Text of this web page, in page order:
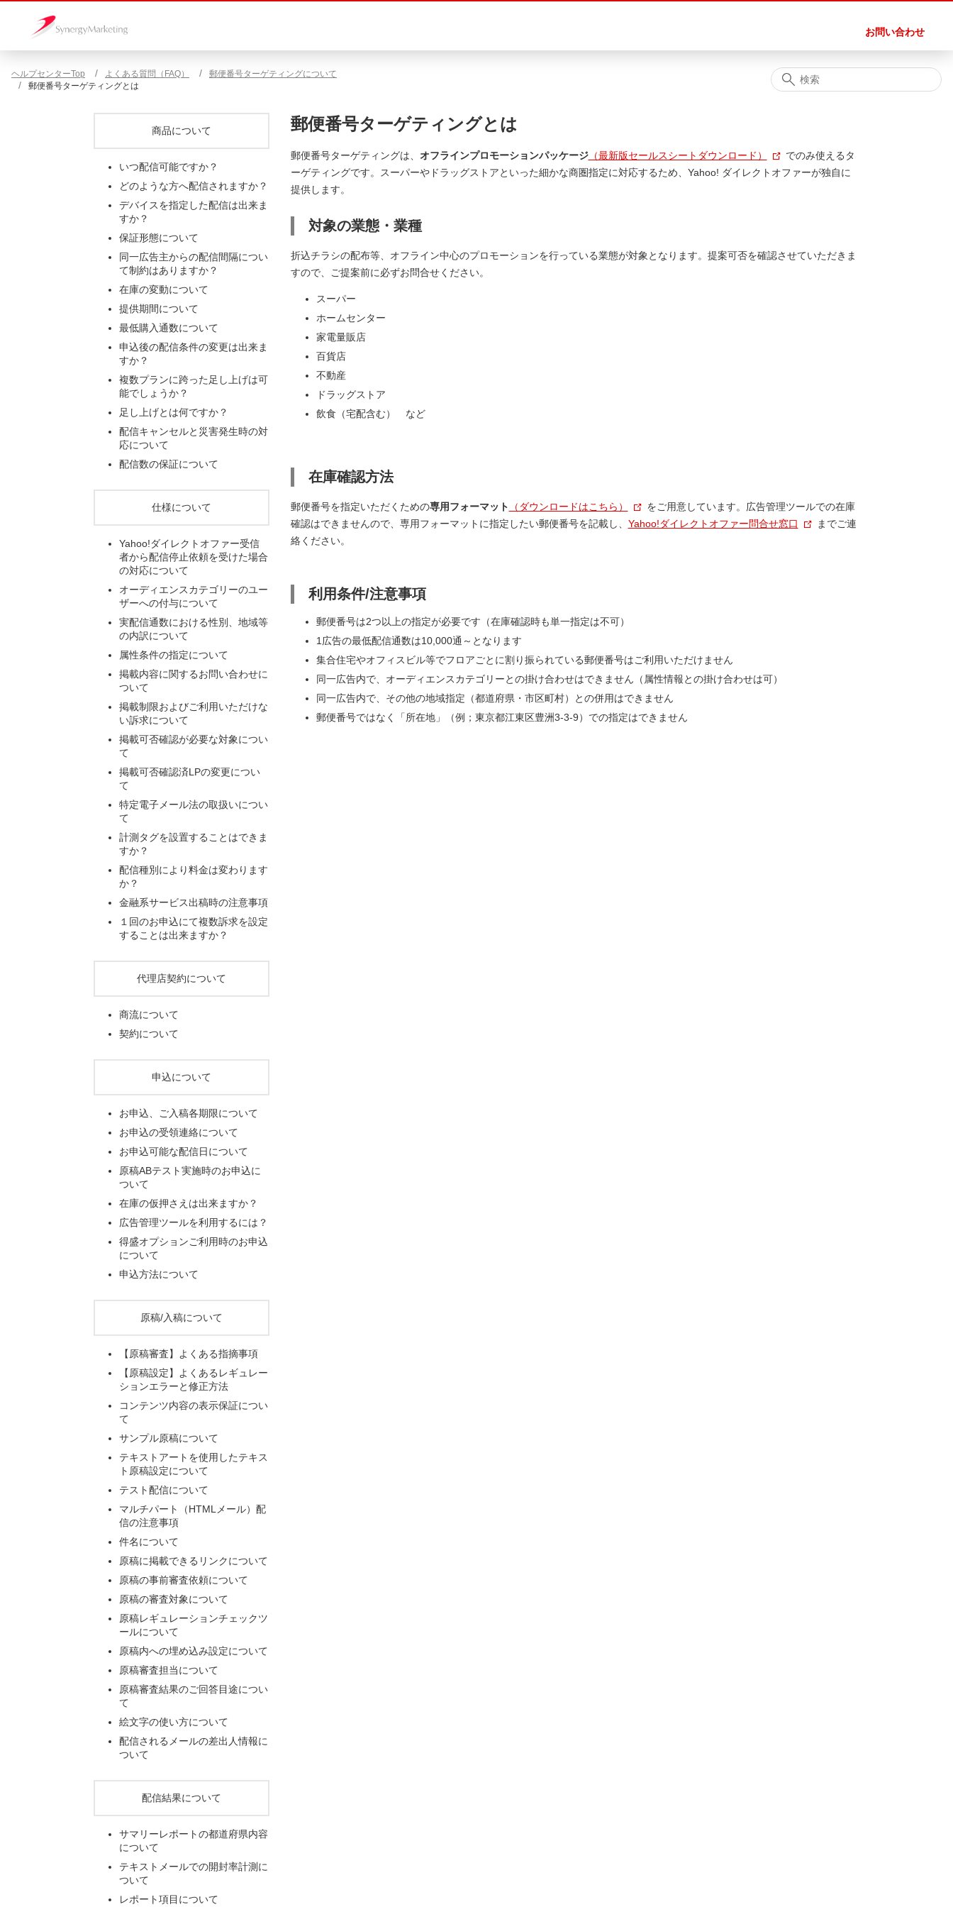
お問い合わせ
ヘルプセンターTop よくある質問（FAQ）
郵便番号ターゲティングについて
郵便番号ターゲティングとは
郵便番号ターゲティングとは
郵便番号ターゲティングは、 オフラインプロモーションパッケージ（最新版セールスシートダウンロード）
でのみ使えるタ
ーゲティングです。
スーパーやドラッグストアといった細かな商圏指定に対応するため、Yahoo! ダイレクトオファーが独自に
提供します。
対象の業態・業種
折込チラシの配布等、オフライン中心のプロモーションを行っている業態が対象となります。提案可否を確認させていただきま
すので、ご提案前に必ずお問合せください。
スーパー
ホームセンター
家電量販店
百貨店
不動産
ドラッグストア
飲食（宅配含む） など
在庫確認方法
郵便番号を指定いただくための専用フォーマット （ダウンロードはこちら） をご用意しています。 広告管理ツールでの在庫
確認はできませんので、専用フォーマットに指定したい郵便番号を記載し、 Yahoo!ダイレクトオファー問合せ窓口
までご連
絡ください。
利用条件/注意事項
郵便番号は2つ以上の指定が必要です（在庫確認時も単一指定は不可）
1広告の最低配信通数は10,000通～となります
集合住宅やオフィスビル等でフロアごとに割り振られている郵便番号はご利用いただけません
同一広告内で、オーディエンスカテゴリーとの掛け合わせはできません（属性情報との掛け合わせは可）
同一広告内で、その他の地域指定（都道府県・市区町村）との併用はできません
郵便番号ではなく「所在地」（例；東京都江東区豊洲3-3-9）での指定はできません
商品について
いつ配信可能ですか？
どのような方へ配信されますか？
デバイスを指定した配信は出来ま
すか？
保証形態について
同一広告主からの配信間隔につい
て制約はありますか？
在庫の変動について
提供期間について
最低購入通数について
申込後の配信条件の変更は出来ま
すか？
複数プランに跨った足し上げは可
能でしょうか？
足し上げとは何ですか？
配信キャンセルと災害発生時の対
応について
配信数の保証について
仕様について
Yahoo!ダイレクトオファー受信
者から配信停止依頼を受けた場合
の対応について
オーディエンスカテゴリーのユー
ザーへの付与について
実配信通数における性別、地域等
の内訳について
属性条件の指定について
掲載内容に関するお問い合わせに
ついて
掲載制限およびご利用いただけな
い訴求について
掲載可否確認が必要な対象につい
て
掲載可否確認済LPの変更につい
て
特定電子メール法の取扱いについ
て
計測タグを設置することはできま
すか？
配信種別により料金は変わります
か？
金融系サービス出稿時の注意事項
１回のお申込にて複数訴求を設定
することは出来ますか？
代理店契約について
商流について
契約について
申込について
お申込、ご入稿各期限について
お申込の受領連絡について
お申込可能な配信日について
原稿ABテスト実施時のお申込に
ついて
在庫の仮押さえは出来ますか？
広告管理ツールを利用するには？
得盛オプションご利用時のお申込
について
申込方法について
原稿/入稿について
【原稿審査】よくある指摘事項
【原稿設定】よくあるレギュレー
ションエラーと修正方法
コンテンツ内容の表示保証につい
て
サンプル原稿について
テキストアートを使用したテキス
ト原稿設定について
テスト配信について
マルチパート（HTMLメール）配
信の注意事項
件名について
原稿に掲載できるリンクについて
原稿の事前審査依頼について
原稿の審査対象について
原稿レギュレーションチェックツ
ールについて
原稿内への埋め込み設定について
原稿審査担当について
原稿審査結果のご回答目途につい
て
絵文字の使い方について
配信されるメールの差出人情報に
ついて
配信結果について
サマリーレポートの都道府県内容
について
テキストメールでの開封率計測に
ついて
レポート項目について